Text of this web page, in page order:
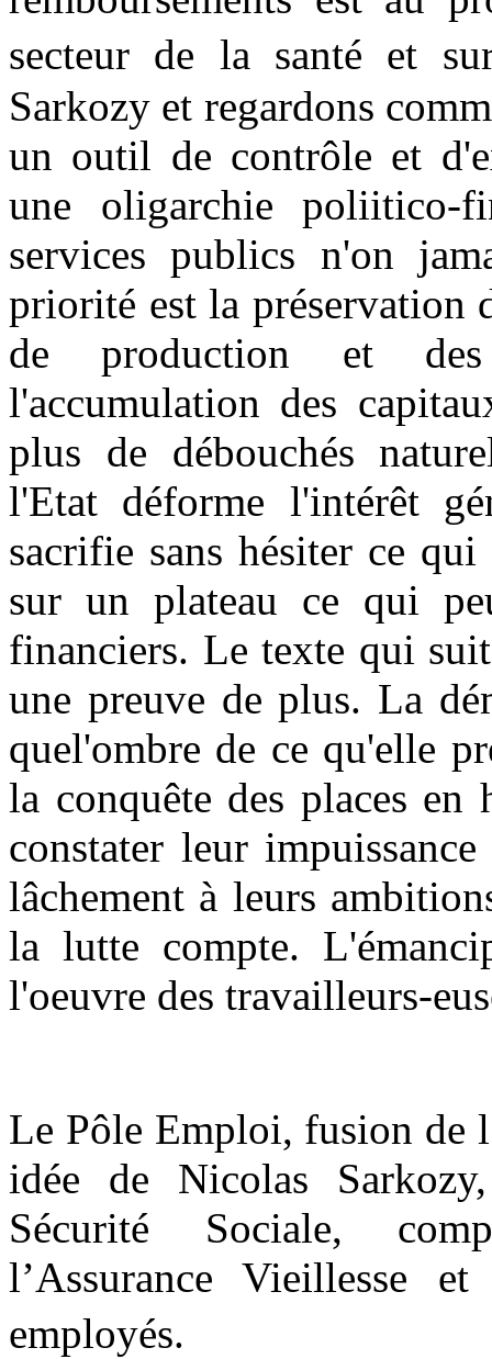
secteur de la santé et
Sarkozy et regardons
un outil de contrôle et
une oligarchie poliitico-
services publics n'on
priorité est la préservation
de production et des
l'accumulation des
plus de débouchés
l'Etat déforme l'intérêt
sacrifie sans hésiter ce
sur un plateau ce qui
financiers. Le texte qui
une preuve de plus. La
quel'ombre de ce qu'elle
la conquête des places
constater leur
lâchement à leurs
la lutte compte.
l'oeuvre des travailleurs-
Le Pôle Emploi, fusion de
idée de Nicolas
Sécurité Sociale,
l’Assurance Vieillesse
employés.